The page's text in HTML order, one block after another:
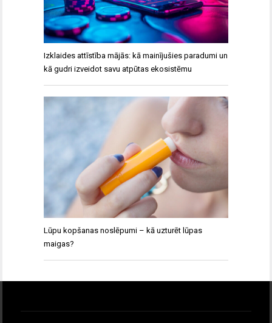
Izklaides attīstība mājās: kā mainījušies paradumi un
kā gudri izveidot savu atpūtas ekosistēmu
Lūpu kopšanas noslēpumi – kā uzturēt lūpas
maigas?